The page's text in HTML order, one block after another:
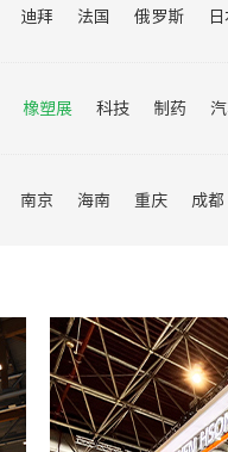
迪拜 法国 俄罗斯
伊朗 菲律宾
橡塑展 科技 制药
南京 海南 重庆 成都